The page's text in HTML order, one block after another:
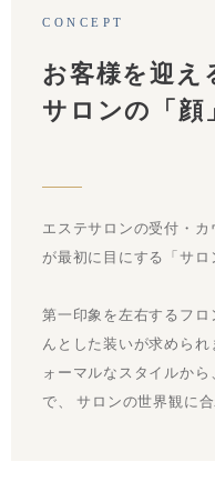
CONCEPT
お客様を迎え
サロンの「顔
エステサロンの受付・
が最初に目にする「サロ
第一印象を左右するフ
んとした装いが求めら
ォーマルなスタイルか
で、 サロンの世界観に